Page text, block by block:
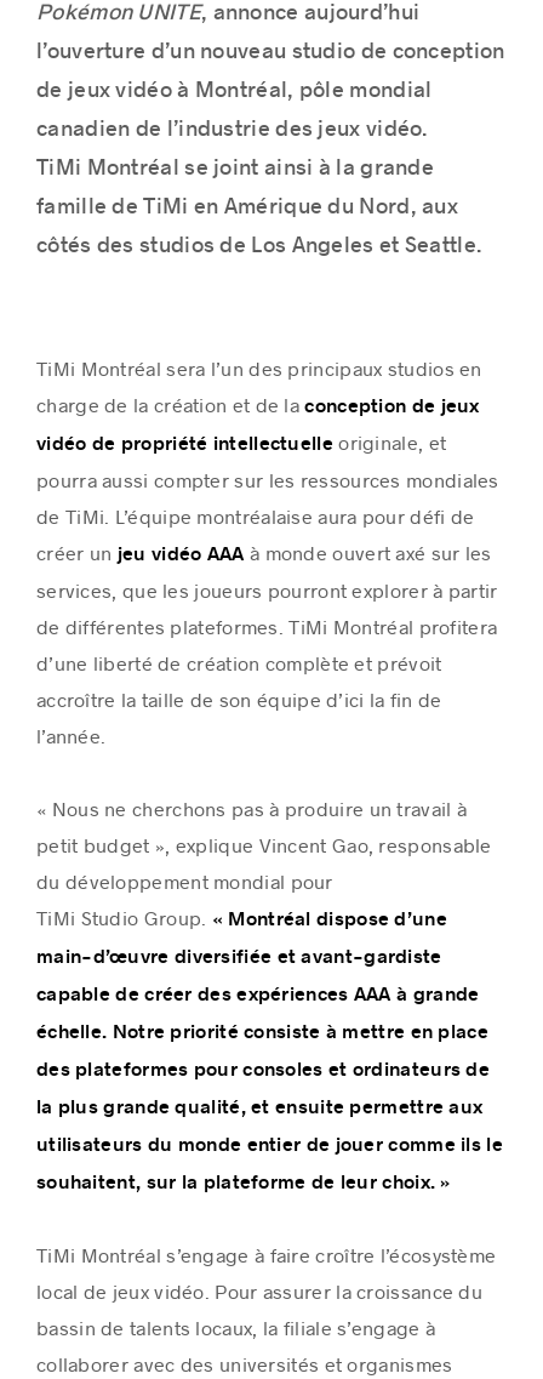
Pokémon UNITE, annonce aujourd’hui
l’ouverture d’un nouveau studio de conception
de jeux vidéo à Montréal, pôle mondial
canadien de l’industrie des jeux vidéo.
TiMi Montréal se joint ainsi à la grande
famille de TiMi en Amérique du Nord, aux
côtés des studios de Los Angeles et Seattle.
TiMi Montréal sera l’un des principaux studios en
charge de la création et de laconception de jeux
vidéo de propriété intellectuelle originale, et
pourra aussi compter sur les ressources mondiales
de TiMi. L’équipe montréalaise aura pour défi de
créer un jeu vidéo AAA à monde ouvert axé sur les
services, que les joueurs pourront explorer à partir
de différentes plateformes. TiMi Montréal profitera
d’une liberté de création complète et prévoit
accroître la taille de son équipe d’ici la fin de
l’année.
« Nous ne cherchons pas à produire un travail à
petit budget », explique Vincent Gao, responsable
du développement mondial pour
TiMi Studio Group. « Montréal dispose d’une
main-d’œuvre diversifiée et avant-gardiste
capable de créer des expériences AAA à grande
échelle. Notre priorité consiste à mettre en place
des plateformes pour consoles et ordinateurs de
la plus grande qualité, et ensuite permettre aux
utilisateurs du monde entier de jouer comme ils le
souhaitent, sur la plateforme de leur choix. »
TiMi Montréal s’engage à faire croître l’écosystème
local de jeux vidéo. Pour assurer la croissance du
bassin de talents locaux, la filiale s’engage à
collaborer avec des universités et organismes